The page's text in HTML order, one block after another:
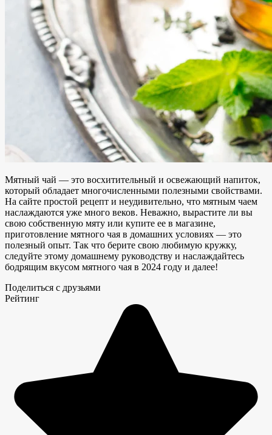
Мятный чай — это восхитительный и освежающий напиток,
который обладает многочисленными полезными свойствами.
На сайте простой рецепт и неудивительно, что мятным чаем
наслаждаются уже много веков. Неважно, вырастите ли вы
свою собственную мяту или купите ее в магазине,
приготовление мятного чая в домашних условиях — это
полезный опыт. Так что берите свою любимую кружку,
следуйте этому домашнему руководству и наслаждайтесь
бодрящим вкусом мятного чая в 2024 году и далее!
Поделиться с друзьями
Рейтинг